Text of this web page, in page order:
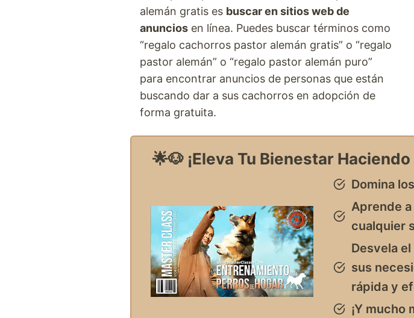
alemán gratis es buscar en sitios web de
anuncios en línea. Puedes buscar términos como
“regalo cachorros pastor alemán gratis” o “regalo
pastor alemán” o “regalo pastor alemán puro”
para encontrar anuncios de personas que están
buscando dar a sus cachorros en adopción de
forma gratuita.
🌟🐶 ¡Eleva Tu Bienestar
Domina
Aprende
cualquier
Desvela
sus
rápida y
¡Y mucho